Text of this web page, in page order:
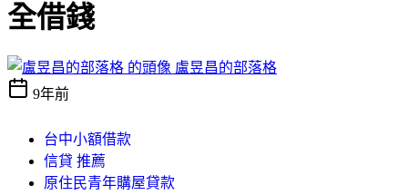
全借錢
盧昱昌的部落格
9年前
台中小額借款
信貸 推薦
原住民青年購屋貸款